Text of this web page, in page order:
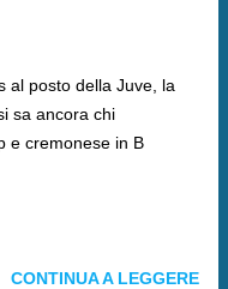
al posto della Juve, la
sa ancora chi
e cremonese in B
CONTINUA A LEGGERE